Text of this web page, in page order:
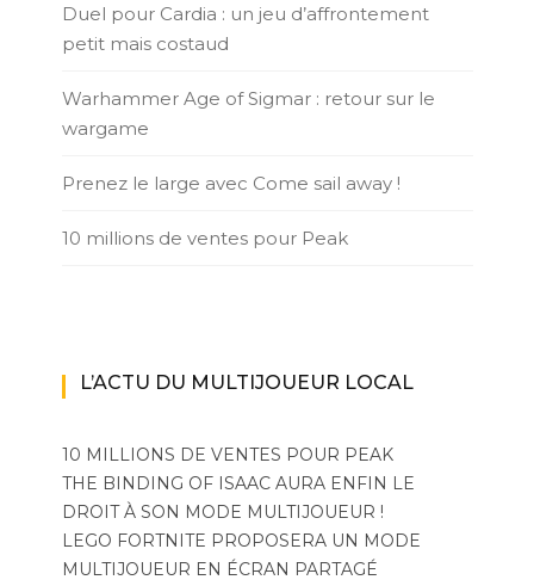
Duel pour Cardia : un jeu d’affrontement
petit mais costaud
Warhammer Age of Sigmar : retour sur le
wargame
Prenez le large avec Come sail away !
10 millions de ventes pour Peak
L’ACTU DU MULTIJOUEUR LOCAL
10 MILLIONS DE VENTES POUR PEAK
THE BINDING OF ISAAC AURA ENFIN LE
DROIT À SON MODE MULTIJOUEUR !
LEGO FORTNITE PROPOSERA UN MODE
MULTIJOUEUR EN ÉCRAN PARTAGÉ